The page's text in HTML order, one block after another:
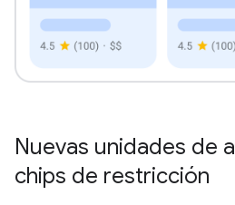
Nuevas unidades de
chips de restricción